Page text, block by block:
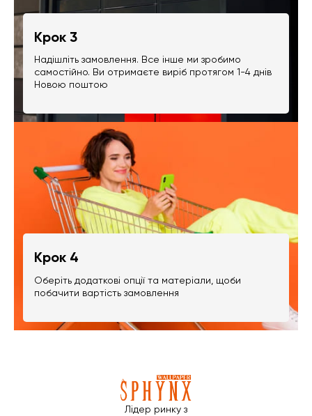
Крок 3
Надішліть замовлення. Все інше ми зробимо
самостійно. Ви отримаєте виріб протягом 1-4 днів
Новою поштою
Крок 4
Оберіть додаткові опції та матеріали, щоби
побачити вартість замовлення
Лідер ринку з